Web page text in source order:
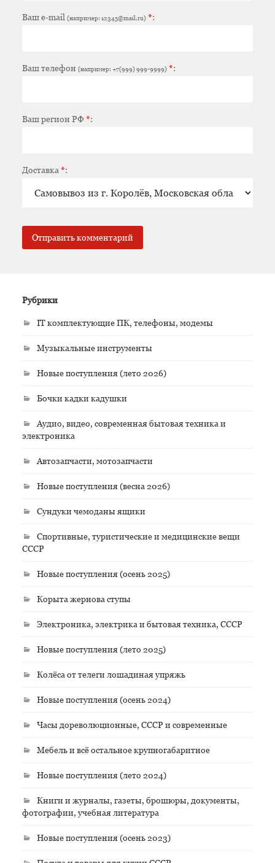
Ваш e-mail (например: 12345@mail.ru) *:
Ваш телефон (например: +7(999) 999-9999) *:
Ваш регион РФ*:
Доставка *:
Рубрики
IT комплектующие ПК, телефоны, модемы
Музыкальные инструменты
Новые поступления (лето 2026)
Бочки кадки кадушки
Аудио, видео, современная бытовая техника и
электроника
Автозапчасти, мотозапчасти
Новые поступления (весна 2026)
Сундуки чемоданы ящики
Спортивные, туристические и медицинские вещи
СССР
Новые поступления (осень 2025)
Корыта жернова ступы
Электроника, электрика и бытовая техника, СССР
Новые поступления (лето 2025)
Колёса от телеги лошадиная упряжь
Новые поступления (осень 2024)
Часы дореволюционные, СССР и современные
Мебель и всё остальное крупногабаритное
Новые поступления (лето 2024)
Книги и журналы, газеты, брошюры, документы,
фотографии, учебная литература
Новые поступления (осень 2023)